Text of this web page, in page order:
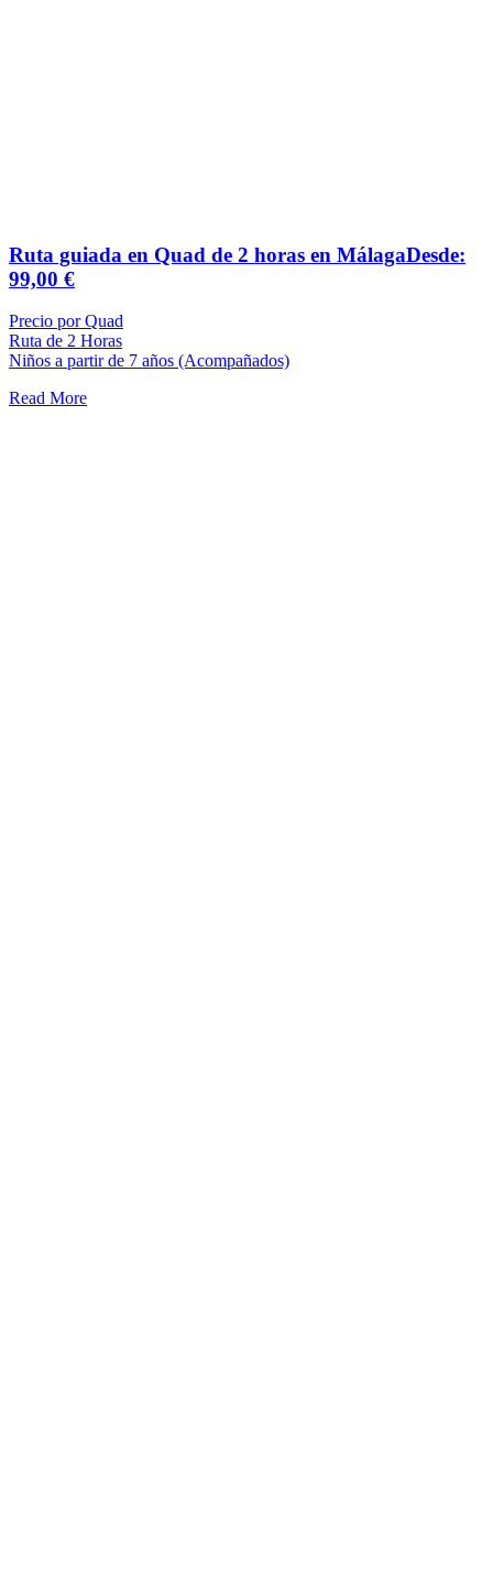
Ruta guiada en Quad de 2 horas en MálagaDesde:
99,00 €
Precio por Quad
Ruta de 2 Horas
Niños a partir de 7 años (Acompañados)
Read More